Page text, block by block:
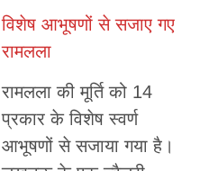
विशेष आभूषणों से सजाए गए
रामलला
रामलला की मूर्ति को 14
प्रकार के विशेष स्वर्ण
आभूषणों से सजाया गया है।